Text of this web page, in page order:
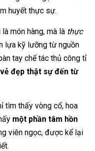
huyết thực sự.
món hàng, mà là thực
lựa kỹ lưỡng từ nguồn
tay chế tác thủ công tỉ
vẻ đẹp thật sự đến từ
tìm thấy vòng cổ, hoa
một phần tâm hồn
viên ngọc, được kể lại